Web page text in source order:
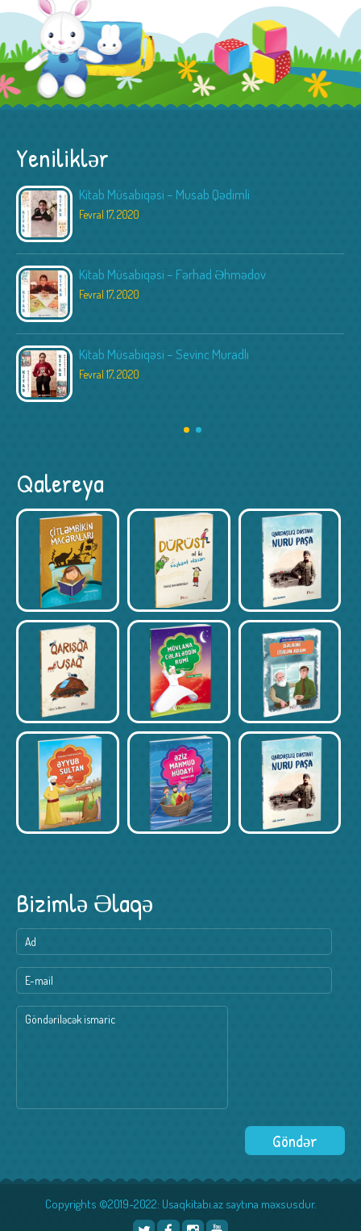
Yeniliklər
Kitab Müsabiqəsi – Musab Qədimli
Fevral 17, 2020
Kitab Müsabiqəsi – Fərhad Əhmədov
Fevral 17, 2020
Kitab Müsabiqəsi – Sevinc Muradlı
Fevral 17, 2020
Qalereya
Bizimlə Əlaqə
Copyrights ©2019-2022: Usaqkitabı.az saytına məxsusdur.